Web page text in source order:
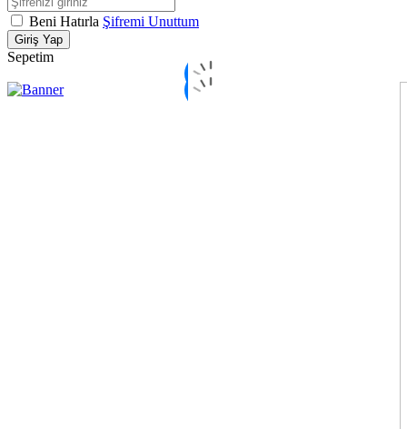
Beni Hatırla Şifremi Unuttum
Giriş Yap
Sepetim